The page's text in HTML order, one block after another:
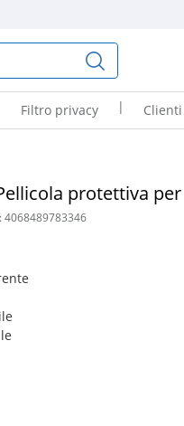
Filtro privacy |
protettiva per
4068489783346